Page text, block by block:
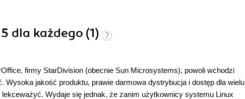
dla każdego (1)
firmy StarDivision (obecnie Sun Microsystems), powoli wchodzi
Wysoka jakość produktu, prawie darmowa dystrybucja i dostęp dla wielu
Wydaje się jednak, że zanim użytkownicy systemu Linux